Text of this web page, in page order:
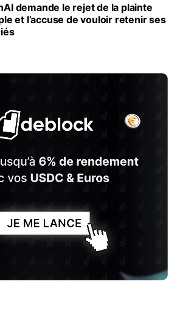
demande le rejet de la plainte
et l’accuse de vouloir retenir ses